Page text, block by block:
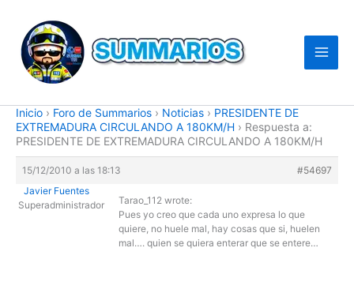
contenido
Inicio › Foro de Summarios › Noticias › PRESIDENTE DE
EXTREMADURA CIRCULANDO A 180KM/H › Respuesta a:
PRESIDENTE DE EXTREMADURA CIRCULANDO A 180KM/H
15/12/2010 a las 18:13
#54697
Javier Fuentes
Superadministrador
Tarao_112 wrote:
Pues yo creo que cada uno expresa lo que
quiere, no huele mal, hay cosas que si, huelen
mal…. quien se quiera enterar que se entere…